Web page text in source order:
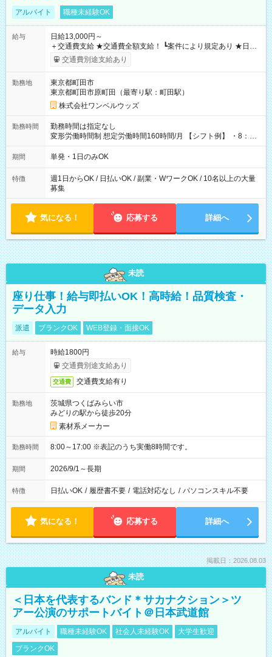
アルバイト 職種未経験OK
給与
日給13,000円～
＋交通費支給 ★交通費全額支給！ ┗案件により規定あり ★日払
いOK！（規定あり） ┗働いたその日に現金GET♪ お仕事後はコ
ンビニATMから 日払い分を引き落とせます！ 【試用期間】試
交通費別途支給あり
勤務地
東京都町田市
東京都町田市原町田（最寄り駅：町田駅）
株式会社ワンベルウッズ
勤務時間
勤務時間は指定なし
変形労働時間制 想定労働時間160時間/月 【シフト例】 ・8：00
～21：00
期間 単発・1日のみOK
特徴
週1日からOK / 日払いOK / 副業・WワークOK / 10名以上の大量
募集
気になる！ 応募する 詳細へ
未読
座り仕事！給与即払いOK！高時給！品質検査・
データ入力
派遣 ブランクOK WEB登録・面接OK
給与
時給1800円
交通費別途支給あり
交通費 交通費支給有り
勤務地
茨城県つくばみらい市
みどりの駅から徒歩20分
素材系メーカー
勤務時間 8:00～17:00 ※表記のうち実働8時間です。
期間 2026/9/1～長期
特徴 日払いOK / 履歴書不要 / 電話対応なし / パソコンスキル不要
気になる！ 応募する 詳細へ
掲載日：2026.08.03
未読
＜日本を代表するバンド＊サカナクション＞ツ
アー公演のサポートバイト＠日本武道館
アルバイト 職種未経験OK 社会人未経験OK
大学生歓迎
ブランクOK